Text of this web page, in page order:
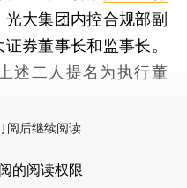
光大集团内控合规部副
券董事长和监事长。
述二人提名为执行董
阅后继续阅读
的阅读权限